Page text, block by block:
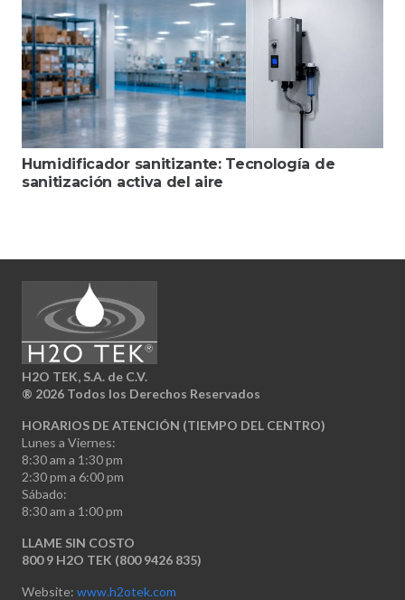
Humidificador sanitizante: Tecnología de
sanitización activa del aire
H2O TEK, S.A. de C.V.
® 2026 Todos los Derechos Reservados
HORARIOS DE ATENCIÓN (TIEMPO DEL CENTRO)
Lunes a Viernes:
8:30 am a 1:30 pm
2:30 pm a 6:00 pm
Sábado:
8:30 am a 1:00 pm
LLAME SIN COSTO
800 9 H2O TEK (800 9426 835)
Website: www.h2otek.com